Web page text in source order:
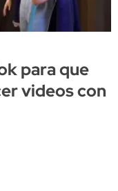
para que
videos con